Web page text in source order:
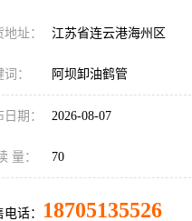
址： 江苏省连云港海州区
： 阿坝卸油鹤管
期： 2026-08-07
量： 70
话： 18705135526